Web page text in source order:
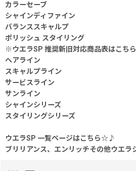
カラーセーブ
シャインディファイン
バランススキャルプ
ポリッシュ スタイリング
※ウエラSP 推奨新旧対応商品表はこちら
ヘアライン
スキャルプライン
サービスライン
サンライン
シャインシリーズ
スタイリングシリーズ
ウエラSP 一覧ページはこちら☆♪
ブリリアンス、エンリッチその他ウエラ